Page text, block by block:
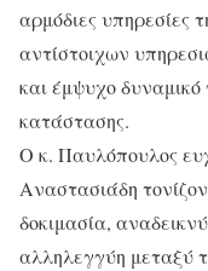
αρμόδιες υπηρεσίες
αντίστοιχων
και έμψυχο δυναμικό
κατάστασης.
Ο κ. Παυλόπουλος
Αναστασιάδη
δοκιμασία,
αλληλεγγύη μεταξύ